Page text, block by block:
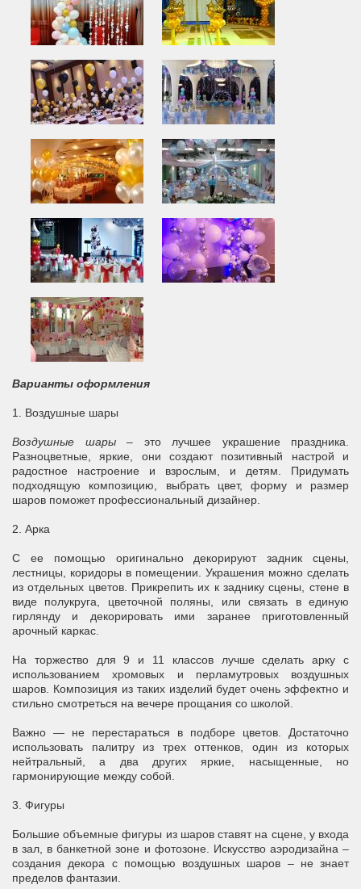
Варианты оформления
1. Воздушные шары
Воздушные шары– это лучшее украшение праздника.
Разноцветные, яркие, они создают позитивный настрой и
радостное настроение и взрослым, и детям. Придумать
подходящую композицию, выбрать цвет, форму и размер
шаров поможет профессиональный дизайнер.
2. Арка
С ее помощью оригинально декорируют задник сцены,
лестницы, коридоры в помещении. Украшения можно сделать
из отдельных цветов. Прикрепить их к заднику сцены, стене в
виде полукруга, цветочной поляны, или связать в единую
гирлянду и декорировать ими заранее приготовленный
арочный каркас.
На торжество для 9 и 11 классов лучше сделать арку с
использованием хромовых и перламутровых воздушных
шаров. Композиция из таких изделий будет очень эффектно и
стильно смотреться на вечере прощания со школой.
Важно — не перестараться в подборе цветов. Достаточно
использовать палитру из трех оттенков, один из которых
нейтральный, а два других яркие, насыщенные, но
гармонирующие между собой.
3. Фигуры
Большие объемные фигуры из шаров ставят на сцене, у входа
в зал, в банкетной зоне и фотозоне. Искусство аэродизайна –
создания декора с помощью воздушных шаров – не знает
пределов фантазии.